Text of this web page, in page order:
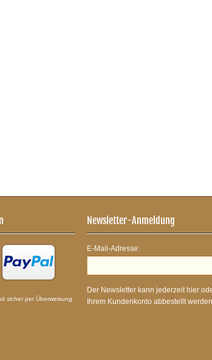
sicher per Überweisung
Newsletter-Anmeldung
E-Mail-Adresse:
Der Newsletter kann jederzeit hier
Ihrem Kundenkonto abbestellt